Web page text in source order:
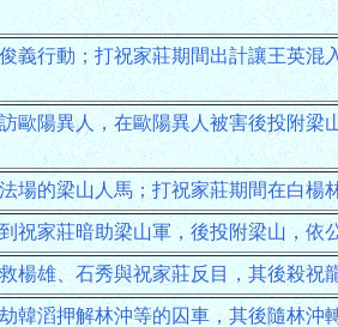
義行動；打祝家莊期間出計讓王英
歐陽異人，在歐陽異人被害後投附梁
場的梁山人馬；打祝家莊期間在白楊
祝家莊暗助梁山軍，後投附梁山，
楊雄、石秀與祝家莊反目，其後殺
韓滔押解林沖等的囚車，其後隨林沖